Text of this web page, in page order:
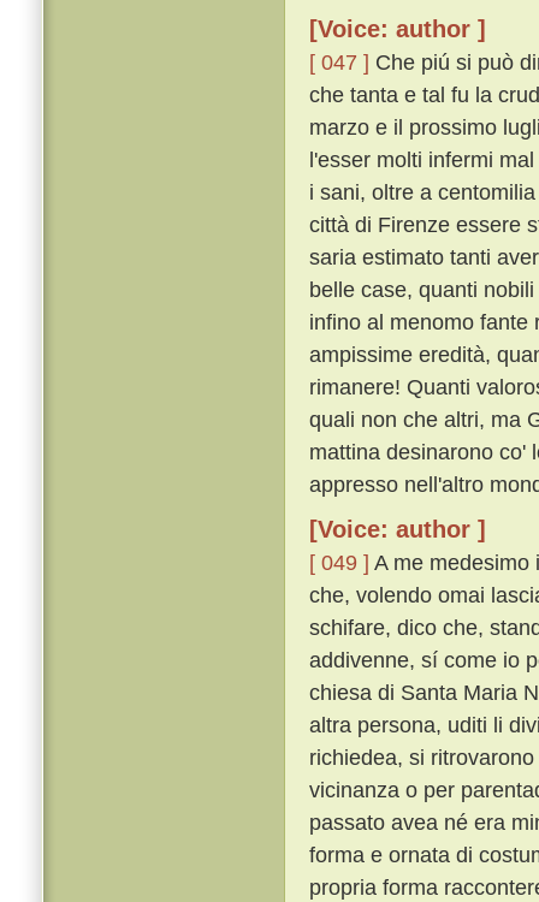
[Voice: author ]
[ 047 ] Che piú si può
che tanta e tal fu la
marzo e il prossimo
l'esser molti infermi
i sani, oltre a
città di Firenze essere
saria estimato tanti
belle case, quanti
infino al menomo fante
ampissime eredità,
rimanere! Quanti
quali non che altri, ma
mattina desinarono co'
appresso nell'altro
[Voice: author ]
[ 049 ] A me medesimo
che, volendo omai
schifare, dico che,
addivenne, sí come io
chiesa di Santa Maria
altra persona, uditi li
richiedea, si
vicinanza o per
passato avea né era
forma e ornata di
propria forma